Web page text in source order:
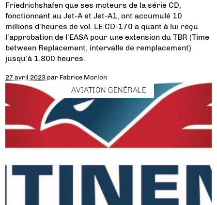
Friedrichshafen que ses moteurs de la série CD,
fonctionnant au Jet-A et Jet-A1, ont accumulé 10
millions d’heures de vol. LE CD-170 a quant à lui reçu
l’approbation de l’EASA pour une extension du TBR (Time
between Replacement, intervalle de remplacement)
jusqu’à 1.800 heures.
27 avril 2023 par Fabrice Morlon
AVIATION GÉNÉRALE